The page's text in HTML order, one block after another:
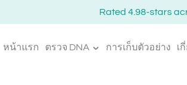
Rated 4.98-stars
หน้าแรก ตรวจ DNA การเก็บตัวอย่าง เ